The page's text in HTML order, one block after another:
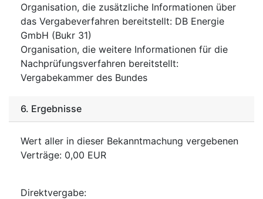
Organisation, die zusätzliche Informationen über
das Vergabeverfahren bereitstellt: DB Energie
GmbH (Bukr 31)
Organisation, die weitere Informationen für die
Nachprüfungsverfahren bereitstellt:
Vergabekammer des Bundes
6. Ergebnisse
Wert aller in dieser Bekanntmachung vergebenen
Verträge: 0,00 EUR
Direktvergabe: